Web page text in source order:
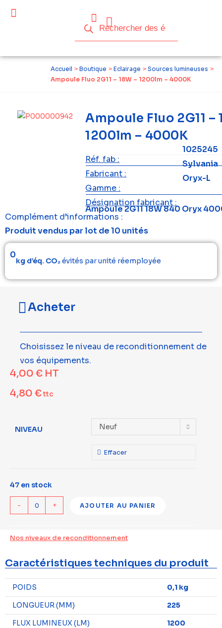
Accueil > Boutique > Eclairage > Sources lumineuses >
Ampoule Fluo 2G11 – 18W – 1200lm – 4000K
Ampoule Fluo 2G11 –
1200lm – 4000K
Réf. fab :
1025245
Fabricant :
Sylvania
Gamme :
Oryx-L
Désignation fabricant :
Ampoule 2G11 18W 840 Oryx
Complément d’informations :
Produit vendus par lot de 10 unités
0
kg d’éq. CO₂évités par unité réemployée
Acheter
Choisissez le niveau de reconditionnement de
vos équipements.
4,00 € HT
4,80 €ttc
NIVEAU Neuf
Effacer
47 en stock
- + AJOUTER AU PANIER
Nos niveaux de reconditionnement
Caractéristiques techniques du produit
POIDS
0,1 kg
LONGUEUR (MM)
225
FLUX LUMINEUX (LM)
1200